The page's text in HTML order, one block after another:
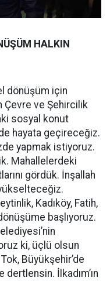
HALKIN
dönüşüm için
ve Şehircilik
sosyal konut
hayata geçireceğiz.
yapmak istiyoruz.
Mahallelerdeki
gördük. İnşallah
yükselteceğiz.
Kadıköy, Fatih,
başlıyoruz.
ki, üçlü olsun
Büyükşehir’de
İlkadım’ın